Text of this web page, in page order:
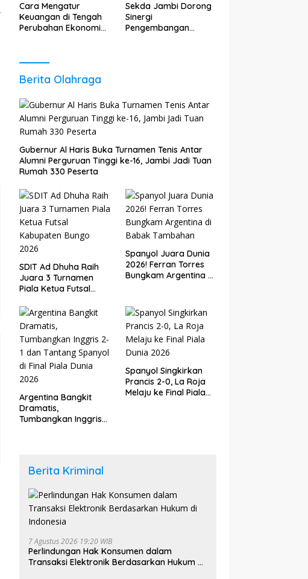
Cara Mengatur
Keuangan di Tengah
Perubahan Ekonomi
Berkembang
Sekda Jambi Dorong
Sinergi
Pengembangan
Berita Olahraga
Gubernur Al Haris Buka Turnamen Tenis Antar
Alumni Perguruan Tinggi ke-16, Jambi Jadi Tuan
Rumah 330 Peserta
SDIT Ad Dhuha Raih
Juara 3 Turnamen
Piala Ketua Futsal
2026
Spanyol Juara Dunia
2026! Ferran Torres
Bungkam Argentina di
Argentina Bangkit
Dramatis,
Tumbangkan Inggris
Spanyol Singkirkan
Prancis 2-0, La Roja
Melaju ke Final Piala
Berita Kriminal
7 Agustus 2026 19:20 WIB
Perlindungan Hak Konsumen dalam
Transaksi Elektronik Berdasarkan Hukum di